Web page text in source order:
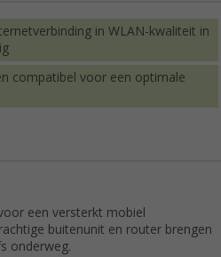
in WLAN-kwaliteit in
compatibel voor een optimale
een versterkt mobiel
buitenunit en router brengen
onderweg.